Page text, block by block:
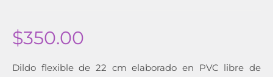
$350.00
Dildo flexible de 22 cm elaborado en PVC libre de